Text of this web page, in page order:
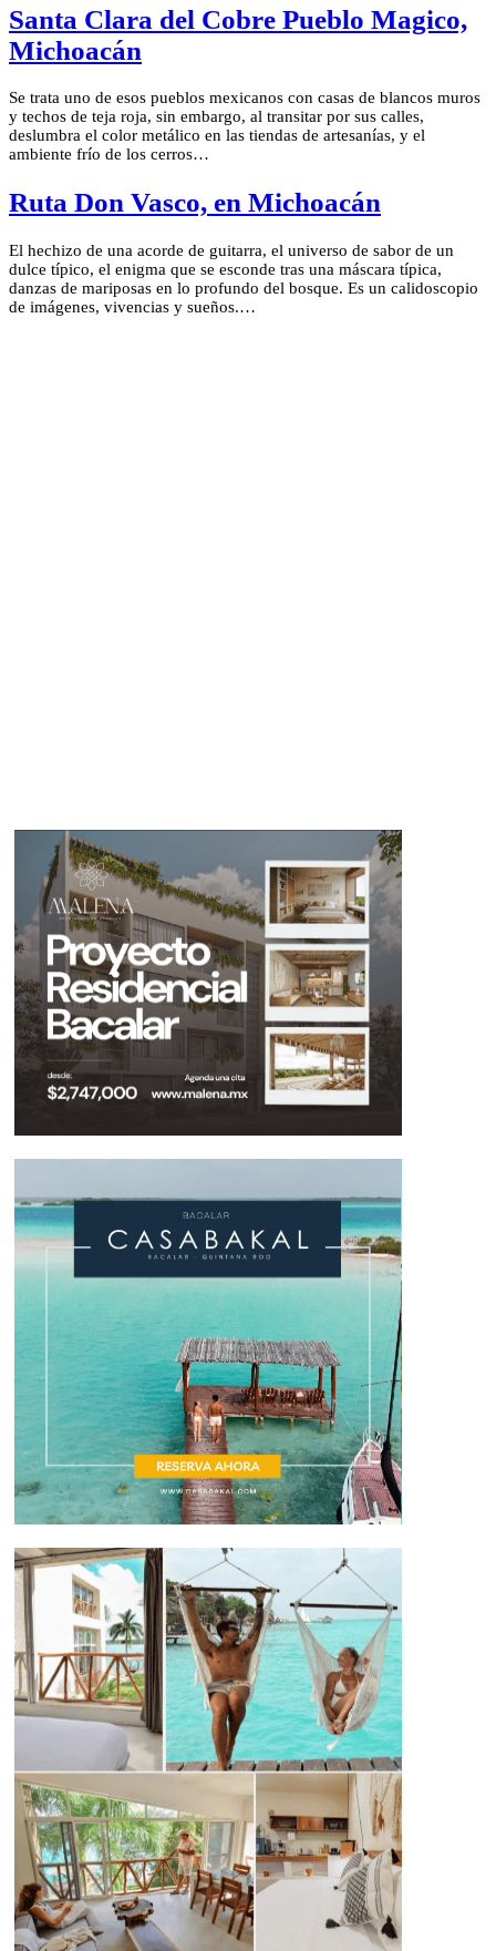
Santa Clara del Cobre Pueblo Magico,
Michoacán
Se trata uno de esos pueblos mexicanos con casas de blancos muros
y techos de teja roja, sin embargo, al transitar por sus calles,
deslumbra el color metálico en las tiendas de artesanías, y el
ambiente frío de los cerros…
Ruta Don Vasco, en Michoacán
El hechizo de una acorde de guitarra, el universo de sabor de un
dulce típico, el enigma que se esconde tras una máscara típica,
danzas de mariposas en lo profundo del bosque. Es un calidoscopio
de imágenes, vivencias y sueños.…